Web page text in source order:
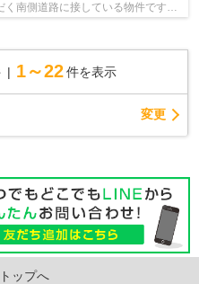
南側道路に接している物件です。
1～22 件を表示
変更
ップへ